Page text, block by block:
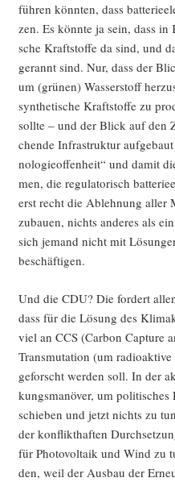
füh­ren könn­ten, dass
zen. Es könn­te ja sein, dass
sche Kraft­stof­fe da sind, und
gerannt sind. Nur, dass der
um (grü­nen) Was­ser­stoff
syn­the­ti­sche Kraft­stof­fe zu
soll­te – und der Blick auf den
chen­de Infra­struk­tur
no­lo­gie­of­fen­heit“ und damit
men, die regu­la­to­risch
erst recht die Ableh­nung aller
zu­bau­en, nichts ande­res als
sich jemand nicht mit
beschäftigen.
Und die CDU? Die for­dert
dass für die Lösung des
viel an CCS (Car­bon Cap­tu­re
Trans­mu­ta­ti­on (um
geforscht wer­den soll. In der
kungs­ma­nö­ver, um
schie­ben und jetzt nichts zu
der kon­flikt­haf­ten
für Pho­to­vol­ta­ik und Wind zu
den, weil der Aus­bau der